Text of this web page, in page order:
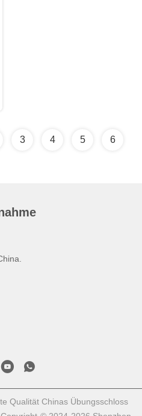
3 4 5 6
Qualität Chinas Übungsschloss